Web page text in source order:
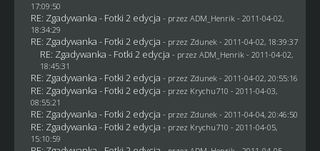
17:09:50
RE: Zgadywanka - Fotki 2 edycja - przez ADM_Henrik - 2011-04-02,
18:34:29
RE: Zgadywanka - Fotki 2 edycja - przez Zdunek - 2011-04-02, 18:39:37
RE: Zgadywanka - Fotki 2 edycja - przez ADM_Henrik - 2011-04-02,
18:45:31
RE: Zgadywanka - Fotki 2 edycja - przez Zdunek - 2011-04-02, 20:55:16
RE: Zgadywanka - Fotki 2 edycja - przez Krychu710 - 2011-04-03,
08:55:21
RE: Zgadywanka - Fotki 2 edycja - przez Zdunek - 2011-04-04, 20:46:50
RE: Zgadywanka - Fotki 2 edycja - przez Krychu710 - 2011-04-05,
15:10:59